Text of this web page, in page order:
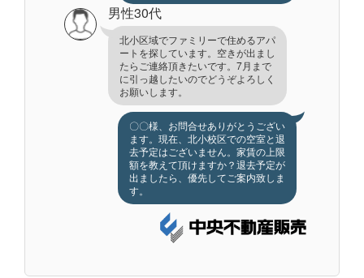
男性30代
北小区域でファミリーで住めるアパ
ートを探しています。空きが出まし
たらご連絡頂きたいです。7月まで
に引っ越したいのでどうぞよろしく
お願いします。
〇〇様、お問合せありがとうござい
ます。現在、北小校区での空室と退
去予定はございません。家賃の上限
額を教えて頂けますか？退去予定が
出ましたら、優先してご案内致しま
す。